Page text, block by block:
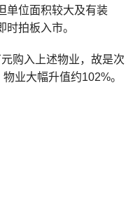
单位面积较大及有装
拍板入市。
购入上述物业，故是次
业大幅升值约102%。